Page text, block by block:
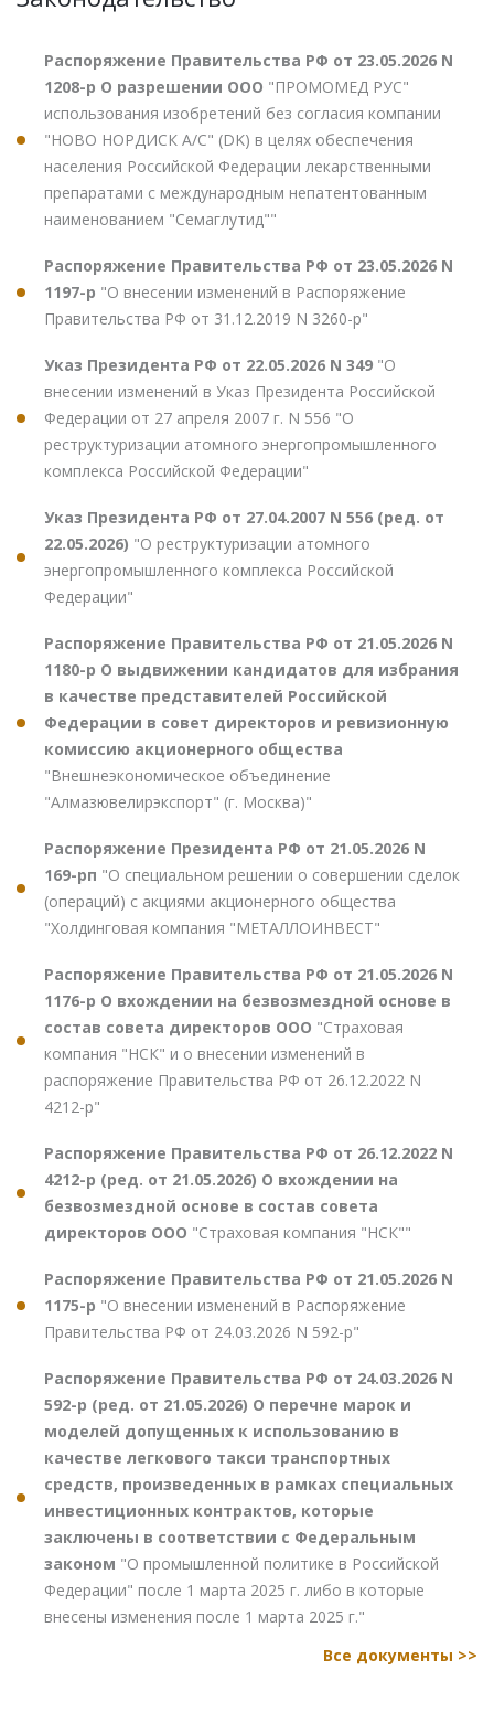
Распоряжение Правительства РФ от 23.05.2026 N
1208-р О разрешении ООО "ПРОМОМЕД РУС"
использования изобретений без согласия компании
"НОВО НОРДИСК А/С" (DK) в целях обеспечения
населения Российской Федерации лекарственными
препаратами с международным непатентованным
наименованием "Семаглутид""
Распоряжение Правительства РФ от 23.05.2026 N
1197-р "О внесении изменений в Распоряжение
Правительства РФ от 31.12.2019 N 3260-р"
Указ Президента РФ от 22.05.2026 N 349 "О
внесении изменений в Указ Президента Российской
Федерации от 27 апреля 2007 г. N 556 "О
реструктуризации атомного энергопромышленного
комплекса Российской Федерации"
Указ Президента РФ от 27.04.2007 N 556 (ред. от
22.05.2026) "О реструктуризации атомного
энергопромышленного комплекса Российской
Федерации"
Распоряжение Правительства РФ от 21.05.2026 N
1180-р О выдвижении кандидатов для избрания
в качестве представителей Российской
Федерации в совет директоров и ревизионную
комиссию акционерного общества
"Внешнеэкономическое объединение
"Алмазювелирэкспорт" (г. Москва)"
Распоряжение Президента РФ от 21.05.2026 N
169-рп "О специальном решении о совершении сделок
(операций) с акциями акционерного общества
"Холдинговая компания "МЕТАЛЛОИНВЕСТ"
Распоряжение Правительства РФ от 21.05.2026 N
1176-р О вхождении на безвозмездной основе в
состав совета директоров ООО "Страховая
компания "НСК" и о внесении изменений в
распоряжение Правительства РФ от 26.12.2022 N
4212-р"
Распоряжение Правительства РФ от 26.12.2022 N
4212-р (ред. от 21.05.2026) О вхождении на
безвозмездной основе в состав совета
директоров ООО "Страховая компания "НСК""
Распоряжение Правительства РФ от 21.05.2026 N
1175-р "О внесении изменений в Распоряжение
Правительства РФ от 24.03.2026 N 592-р"
Распоряжение Правительства РФ от 24.03.2026 N
592-р (ред. от 21.05.2026) О перечне марок и
моделей допущенных к использованию в
качестве легкового такси транспортных
средств, произведенных в рамках специальных
инвестиционных контрактов, которые
заключены в соответствии с Федеральным
законом "О промышленной политике в Российской
Федерации" после 1 марта 2025 г. либо в которые
внесены изменения после 1 марта 2025 г."
Все документы >>